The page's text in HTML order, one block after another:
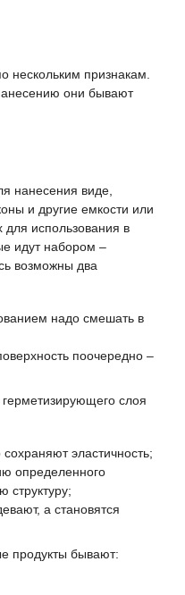
нескольким признакам.
они бывают
нанесения виде,
и другие емкости или
для использования в
идут набором –
возможны два
надо смешать в
поочередно –
слоя
эластичность;
определенного
структуру;
а становятся
продукты бывают: